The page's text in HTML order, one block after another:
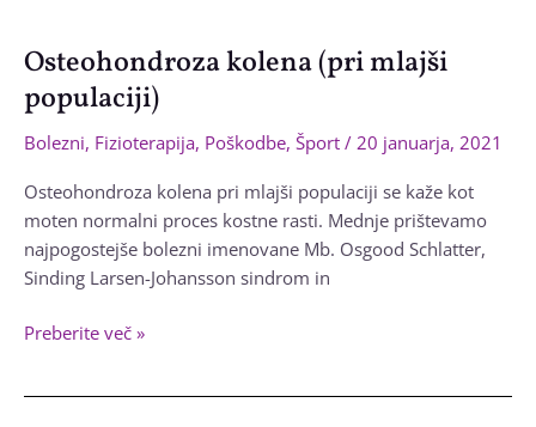
3
najpogostejši
razlogi
Osteohondroza kolena (pri mlajši
populaciji)
Bolezni, Fizioterapija, Poškodbe, Šport / 20 januarja, 2021
Osteohondroza kolena pri mlajši populaciji se kaže kot
moten normalni proces kostne rasti. Mednje prištevamo
najpogostejše bolezni imenovane Mb. Osgood Schlatter,
Sinding Larsen-Johansson sindrom in
Osteohondroza
Preberite več »